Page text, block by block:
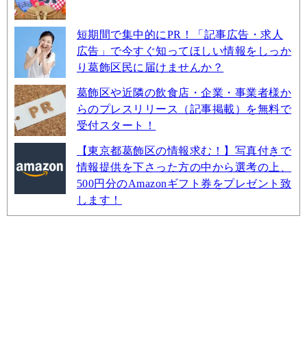
短期間で集中的にPR！「記事広告・求人
広告」で今すぐ知ってほしい情報をしっか
り葛飾区民に届けませんか？
葛飾区や近隣の飲食店・企業・事業者様か
らのプレスリリース（記事掲載）を無料で
受付スタート！
【東京都葛飾区の情報求む！】写真付きで
情報提供を下さった方の中から選考の上、
500円分のAmazonギフト券をプレゼント致
します！